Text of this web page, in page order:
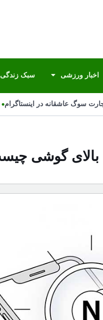
اخبار ورزشی سبک زندگی
سوگ عاشقانه در اینستاگرام•